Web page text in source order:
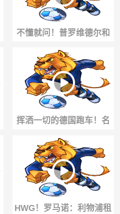
不懂就问！普罗维德尔和
何塞普·马丁内斯谁更适合
国米一门？
挥洒一切的德国跑车！名
场面：阿德耶米面对大巴
黎的防守态度！
HWG！罗马诺：利物浦租